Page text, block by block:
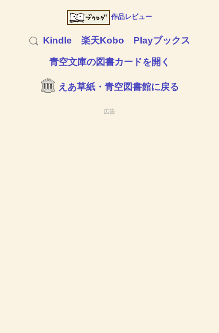
作品レビュー
Kindle 楽天Kobo Playブックス
青空文庫の図書カードを開く
えあ草紙・青空図書館に戻る
広告